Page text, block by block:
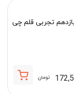
تجربی قلم چی
تومان